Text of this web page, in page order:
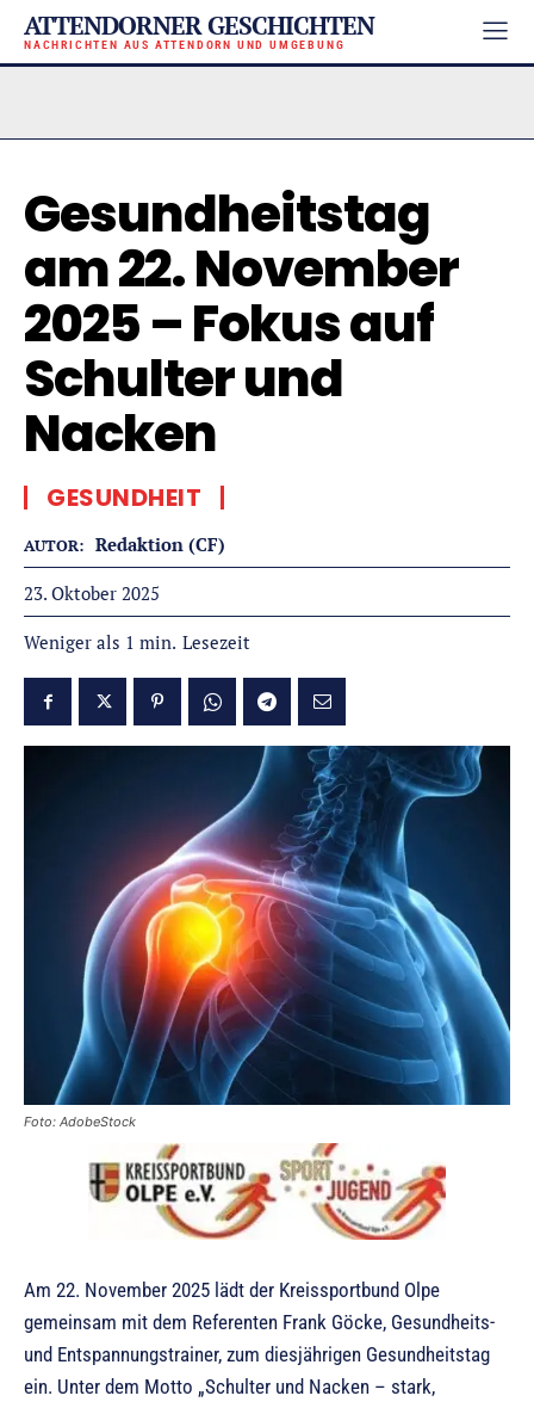
ATTENDORNER GESCHICHTEN
NACHRICHTEN AUS ATTENDORN UND UMGEBUNG
Gesundheitstag
am 22. November
2025 – Fokus auf
Schulter und
Nacken
GESUNDHEIT
AUTOR: Redaktion (CF)
23. Oktober 2025
Weniger als 1 min. Lesezeit
Foto: AdobeStock
Am 22. November 2025 lädt der Kreissportbund Olpe
gemeinsam mit dem Referenten Frank Göcke, Gesundheits-
und Entspannungstrainer, zum diesjährigen Gesundheitstag
ein. Unter dem Motto „Schulter und Nacken – stark,